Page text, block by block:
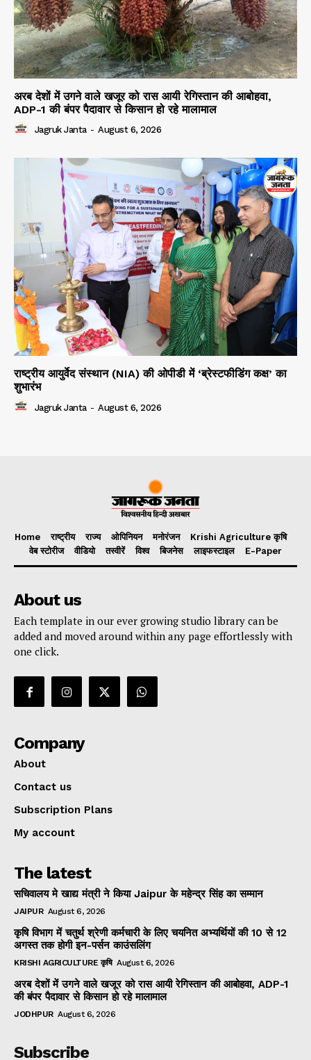
अरब देशों में उगने वाले खजूर को रास आयी रेगिस्तान की आबोहवा,
ADP-1 की बंपर पैदावार से किसान हो रहे मालामाल
Jagruk Janta - August 6, 2026
राष्ट्रीय आयुर्वेद संस्थान (NIA) की ओपीडी में ‘ब्रेस्टफीडिंग कक्ष’ का
शुभारंभ
Jagruk Janta - August 6, 2026
Home राष्ट्रीय राज्य ओपिनियन मनोरंजन
Krishi Agriculture कृषि
वेब स्टोरीज
वीडियो तस्वीरें विश्व बिजनेस लाइफस्टाइल E-Paper
About us
Each template in our ever growing studio library can be
added and moved around within any page effortlessly with
one click.
Company
About
Contact us
Subscription Plans
My account
The latest
सचिवालय मे खाद्य मंत्री ने किया Jaipur के महेन्द्र सिंह का सम्मान
JAIPUR August 6, 2026
कृषि विभाग में चतुर्थ श्रेणी कर्मचारी के लिए चयनित अभ्यर्थियों की 10 से 12
अगस्त तक होगी इन-पर्सन काउंसलिंग
KRISHI AGRICULTURE कृषि August 6, 2026
अरब देशों में उगने वाले खजूर को रास आयी रेगिस्तान की आबोहवा, ADP-1
की बंपर पैदावार से किसान हो रहे मालामाल
JODHPUR August 6, 2026
Subscribe